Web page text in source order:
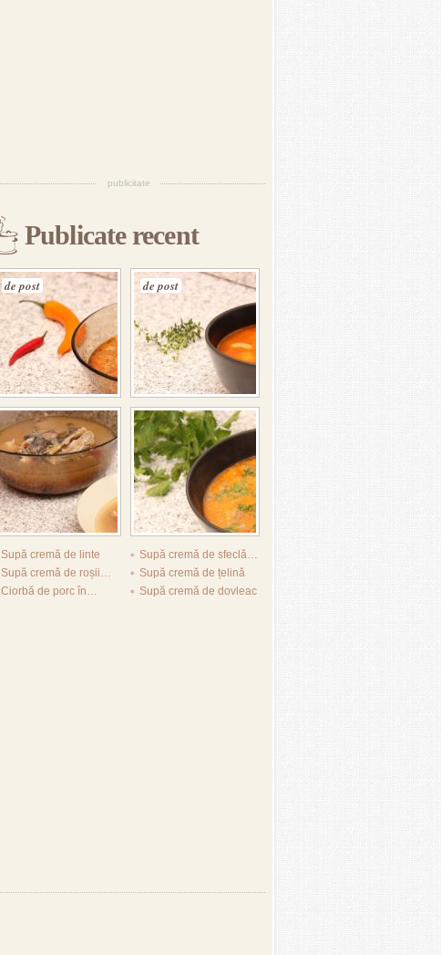
publicitate
Publicate recent
de post de post
Supă cremă de linte
Supă cremă de sfeclă…
Supă cremă de roșii…
Supă cremă de țelină
Ciorbă de porc în…
Supă cremă de dovleac